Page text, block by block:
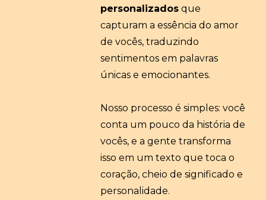
personalizados que
capturam a essência do amor
de vocês, traduzindo
sentimentos em palavras
únicas e emocionantes.
Nosso processo é simples: você
conta um pouco da história de
vocês, e a gente transforma
isso em um texto que toca o
coração, cheio de significado e
personalidade.